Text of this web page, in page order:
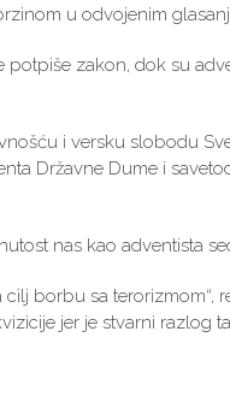
u odvojenim
zakon, dok su
i versku slobodu
Državne Dume i
nas kao adventista
borbu sa terorizmom“,
jer je stvarni razlog